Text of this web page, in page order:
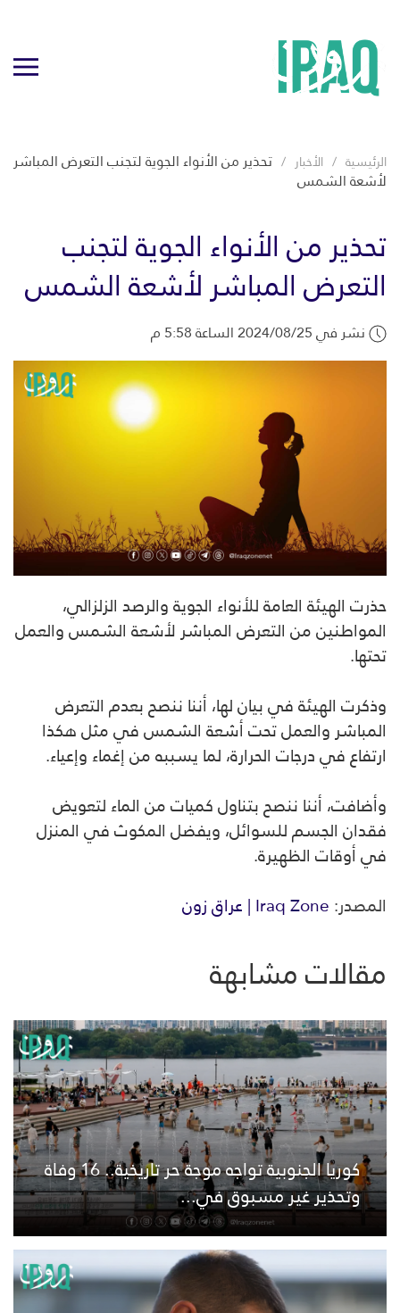
الرئيسية الأخبار تحذير من الأنواء الجوية لتجنب التعرض المباشر
لأشعة الشمس
تحذير من الأنواء الجوية لتجنب
التعرض المباشر لأشعة الشمس
نشر في 2024/08/25 الساعة 5:58 م
حذرت الهيئة العامة للأنواء الجوية والرصد الزلزالي،
المواطنين من التعرض المباشر لأشعة الشمس والعمل
تحتها.
وذكرت الهيئة في بيان لها، أننا ننصح بعدم التعرض
المباشر والعمل تحت أشعة الشمس في مثل هكذا
ارتفاع في درجات الحرارة، لما يسببه من إغماء وإعياء.
وأضافت، أننا ننصح بتناول كميات من الماء لتعويض
فقدان الجسم للسوائل، ويفضل المكوث في المنزل
في أوقات الظهيرة.
المصدر:Iraq Zone | عراق زون
مقالات مشابهة
كوريا الجنوبية تواجه موجة حر تاريخية.. 16 وفاة
وتحذير غير مسبوق في...